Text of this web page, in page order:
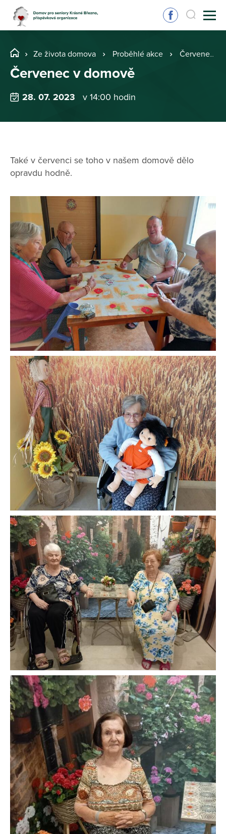
Ze života domova Proběhlé akce Červenec v domově
Červenec v domově
28. 07. 2023 v 14:00 hodin
Také v červenci se toho v našem domově dělo
opravdu hodně.